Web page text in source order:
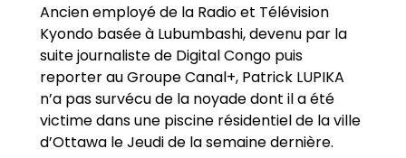
Ancien employé de la Radio et Télévision
Kyondo basée à Lubumbashi, devenu par la
suite journaliste de Digital Congo puis
reporter au Groupe Canal+, Patrick LUPIKA
n’a pas survécu de la noyade dont il a été
victime dans une piscine résidentiel de la ville
d’Ottawa le Jeudi de la semaine dernière.